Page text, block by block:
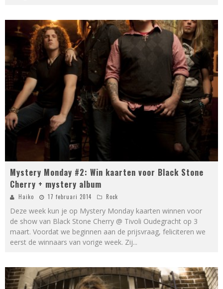
Mystery Monday #2: Win kaarten voor Black Stone
Cherry + mystery album
Haiko 17 februari 2014 Rock
Deze week kun je op Mystery Monday kaarten winnen voor
de show van Black Stone Cherry @ Tivoli Oudegracht op 3
maart. Voordat we beginnen aan de prijsvraag, feliciteren we
eerst de winnaars van vorige week. Zij...